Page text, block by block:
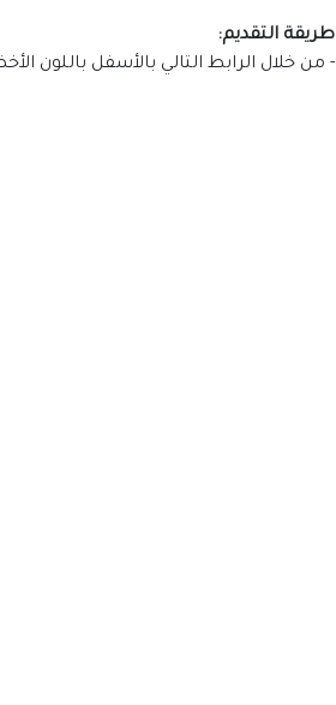
طريقة التقديم:
- من خلال الرابط التالي بالأسفل باللون